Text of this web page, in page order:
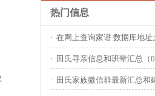
热门信息
· 在网上查询家谱 数据库地址
· 田氏寻亲信息和班辈汇总（
· 田氏家族微信群最新汇总和